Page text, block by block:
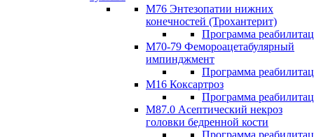
М76 Энтезопатии нижних
конечностей (Трохантерит)
Программа
М70-79 Фемороацетабулярный
импинджмент
Программа
M16 Коксартроз
Программа
М87.0 Асептический некроз
головки бедренной кости
Программа